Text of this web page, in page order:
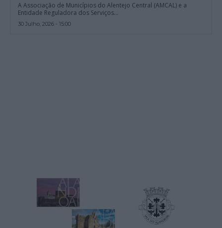
A Associação de Municípios do Alentejo Central (AMCAL) e a
Entidade Reguladora dos Serviços...
30 Julho, 2026 - 15:00